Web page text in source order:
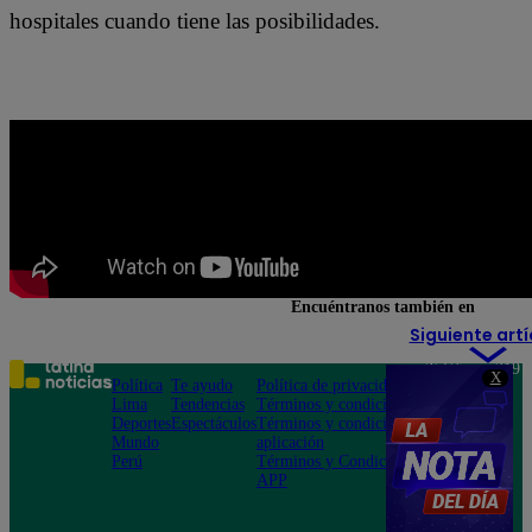
X
hospitales cuando tiene las posibilidades.
Siguiente
Encuéntranos también en
Política
Lima
Deportes
Mundo
Perú
Te ayudo
Tendencias
Espectáculos
Política de privacidad
Términos y condiciones
Términos y condiciones
aplicación
Términos y Condiciones
APP
Teléfono: 219
Av. San
Felipe 968
Jesús María